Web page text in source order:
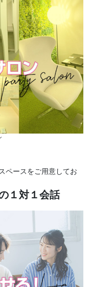
ペースをご用意してお
１対１会話